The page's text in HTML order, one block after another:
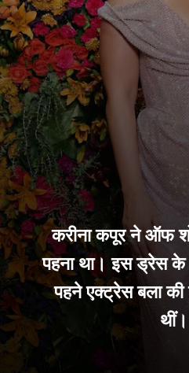
करीना कपूर ने ऑफ
पहना था। इस ड्रेस
पहने एक्ट्रेस बला
थीं।